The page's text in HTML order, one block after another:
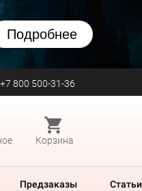
Подробнее
+7 800 500-31-36
Корзина
Предзаказы Статьи